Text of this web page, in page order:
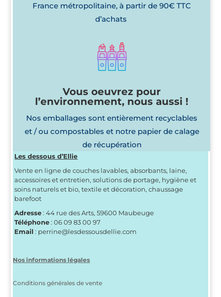
France métropolitaine, à partir de 90€ TTC
d’achats
Vous oeuvrez pour
l’environnement, nous aussi !
Nos emballages sont entièrement recyclables
et / ou compostables et notre papier de calage
de récupération
Les dessous d’Ellie
Vente en ligne de couches lavables, absorbants, laine,
accessoires et entretien, solutions de portage, hygiène et
soins naturels et bio, textile et décoration, chaussage
barefoot
Adresse: 44 rue des Arts, 59600 Maubeuge
Téléphone: 06 09 83 00 97
Email : perrine@lesdessousdellie.com
Nos informations légales
Conditions générales de vente